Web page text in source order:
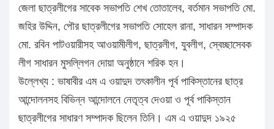
জেলা ছাত্রলীগের সাবেক সভাপতি শেখ তোতালেব, বর্তমান সভাপতি মো.
জহির উদ্দিন, পৌর ছাত্রলীগের সভাপতি সোহেল রানা, সাধারন সম্পাদক
মো. রবিন পাটওয়ারীসহ আওয়ামীলীগ, ছাত্রলীগ, যুবলীগ, স্বেচ্ছাসেবক
লীগ সাধারন মুসল্লিগন দোয়া অনুষ্ঠানে শরিক হন।
উল্লেখ্য : ভাষাবীর এম এ ওয়াদুদ তৎকালীন পূর্ব পাকিস্তানের ছাত্র
আন্দোলনসহ বিভিন্ন আন্দোলনে নেতৃত্ব দেওয়া ও পূর্ব পাকিস্তান
ছাত্রলীগের সাধারণ সম্পাদক ছিলেন তিনি। এম এ ওয়াদুদ ১৯২৫